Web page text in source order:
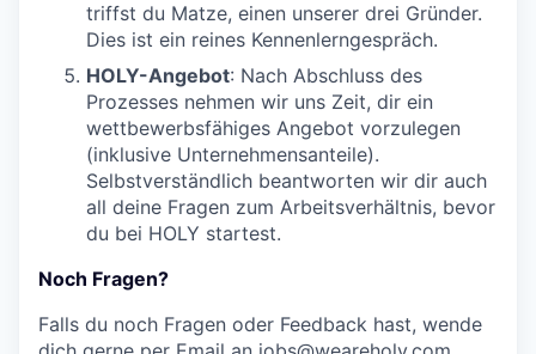
triffst du Matze, einen unserer drei Gründer.
Dies ist ein reines Kennenlerngespräch.
HOLY-Angebot: Nach Abschluss des
Prozesses nehmen wir uns Zeit, dir ein
wettbewerbsfähiges Angebot vorzulegen
(inklusive Unternehmensanteile).
Selbstverständlich beantworten wir dir auch
all deine Fragen zum Arbeitsverhältnis, bevor
du bei HOLY startest.
Noch Fragen?
Falls du noch Fragen oder Feedback hast, wende